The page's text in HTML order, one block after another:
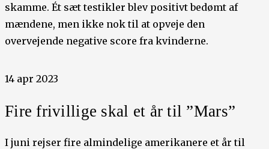
skamme. Ét sæt testikler blev positivt bedømt af
mændene, men ikke nok til at opveje den
overvejende negative score fra kvinderne.
14 apr 2023
Fire frivillige skal et år til ”Mars”
I juni rejser fire almindelige amerikanere et år til